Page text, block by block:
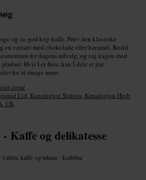
og en god kop kaffe. Prøv den klassiske
en variant med chokolade eller karamel. Bestil
for dagens udvalg, og tag kagen med
Hvis I er flere, kan I dele et par
for at smage mere.
Ltd, Kensington Station, Kensington High
UK
Kaffe og delikatesse
•Caféer, kaffe- og tehuse • Kaffebar